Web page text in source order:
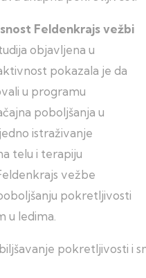
Feldenkrajs vežbi
objavljena u
pokazala je da
u programu
poboljšanja u
istraživanje
telu i terapiju
vežbe
pokretljivosti
u ledima.